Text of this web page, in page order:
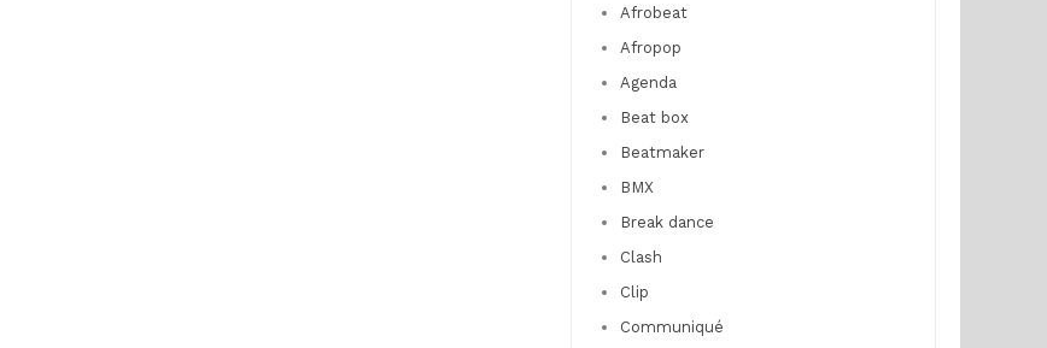
Afrobeat
Afropop
Agenda
Beat box
Beatmaker
BMX
Break dance
Clash
Clip
Communiqué